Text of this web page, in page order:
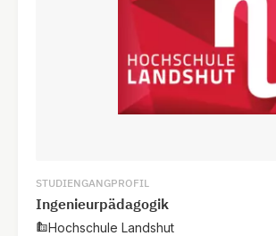
STUDIENGANGPROFIL
Ingenieurpädagogik
Hochschule Landshut